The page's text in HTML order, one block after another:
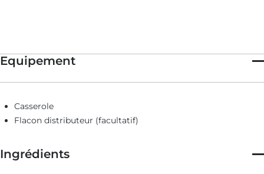
Equipement
Casserole
Flacon distributeur (facultatif)
Ingrédients